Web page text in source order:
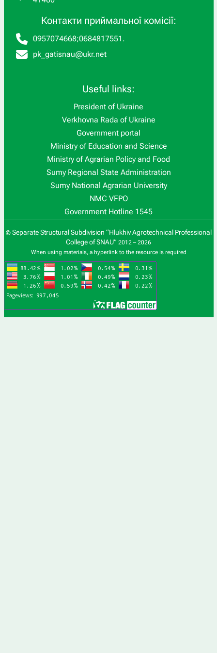
Контакти приймальної комісії:
0957074668;0684817551 .
pk_gatisnau@ukr.net
Useful links:
President of Ukraine
Verkhovna Rada of Ukraine
Government portal
Ministry of Education and Science
Ministry of Agrarian Policy and Food
Sumy Regional State Administration
Sumy National Agrarian University
NMC VFPO
Government Hotline 1545
© Separate Structural Subdivision “Hlukhiv Agrotechnical Professional
College of SNAU” 2012 – 2026
When using materials, a hyperlink to the resource is required